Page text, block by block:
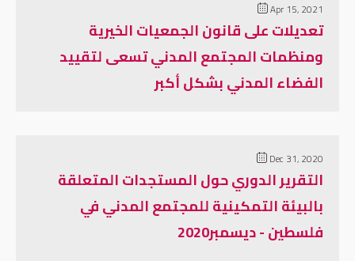
Apr 15, 2021
تعديلات على قانون الجمعيات الخيرية
ومنظمات المجتمع المدني تسعى لتقييد
الفضاء المدني بشكل أكبر
Dec 31, 2020
التقرير الدوري حول المستجدات المتعلقة
بالبيئة التمكينية للمجتمع المدني في
فلسطين - ديسمبر2020